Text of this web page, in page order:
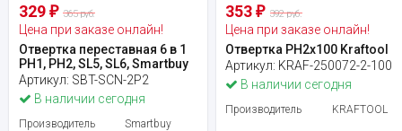
329 ₽ 365 руб.
Цена при заказе онлайн!
Отвертка переставная 6 в 1
PH1, PH2, SL5, SL6, Smartbuy
Артикул: SBT-SCN-2P2
В наличии сегодня
Производитель Smartbuy
353₽ 392 руб.
Цена при заказе онлайн!
Отвертка PH2x100 Kraftool
Артикул: KRAF-250072-2-100
В наличии сегодня
Производитель KRAFTOOL